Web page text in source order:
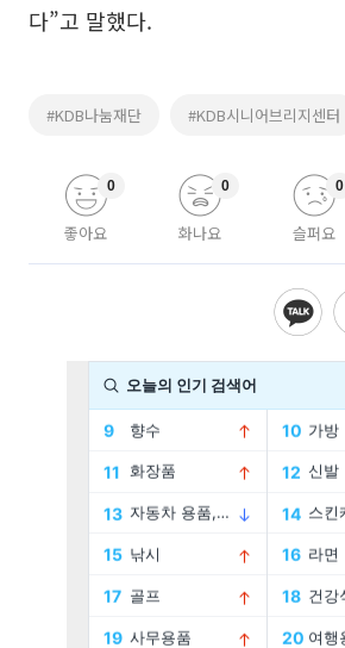
다”고 말했다.
#KDB나눔재단 #KDB시니어브리지센터
좋아요
0
화나요
0
슬퍼요
0